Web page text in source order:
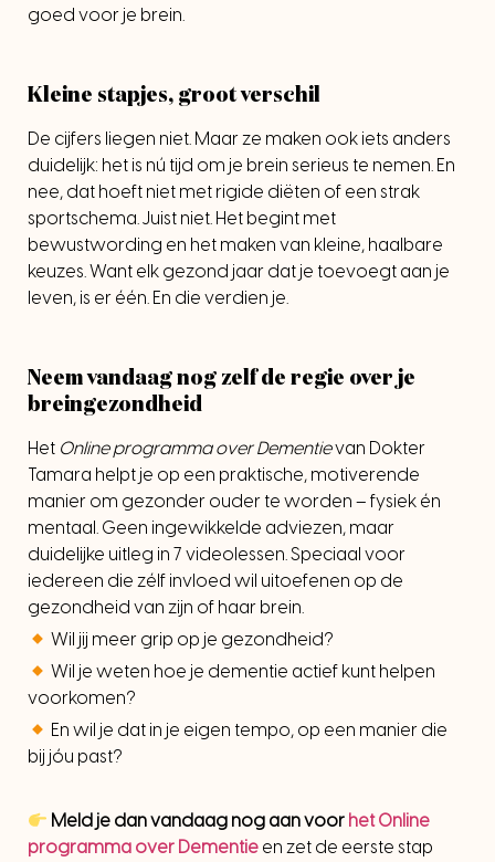
goed voor je brein.
Kleine stapjes, groot verschil
De cijfers liegen niet. Maar ze maken ook iets anders
duidelijk: het is nú tijd om je brein serieus te nemen. En
nee, dat hoeft niet met rigide diëten of een strak
sportschema. Juist niet. Het begint met
bewustwording en het maken van kleine, haalbare
keuzes. Want elk gezond jaar dat je toevoegt aan je
leven, is er één. En die verdien je.
Neem vandaag nog zelf de regie over je
breingezondheid
Het Online programma over Dementievan Dokter
Tamara helpt je op een praktische, motiverende
manier om gezonder ouder te worden – fysiek én
mentaal. Geen ingewikkelde adviezen, maar
duidelijke uitleg in 7 videolessen. Speciaal voor
iedereen die zélf invloed wil uitoefenen op de
gezondheid van zijn of haar brein.
Wil jij meer grip op je gezondheid?
Wil je weten hoe je dementie actief kunt helpen
voorkomen?
En wil je dat in je eigen tempo, op een manier die
bij jóu past?
Meld je dan vandaag nog aan voor het Online
programma over Dementie en zet de eerste stap